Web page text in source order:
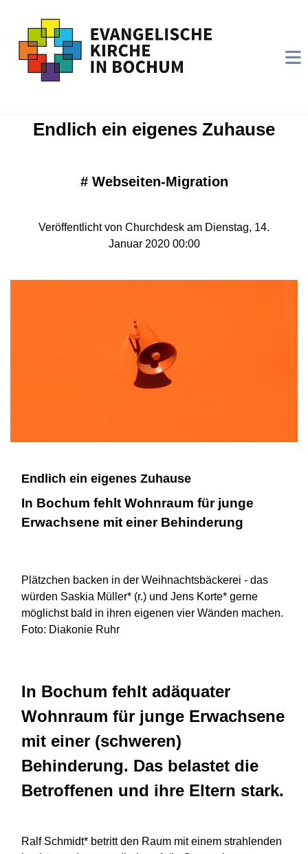
Endlich ein eigenes Zuhause
# Webseiten-Migration
Veröffentlicht von Churchdesk am Dienstag, 14.
Januar 2020 00:00
Endlich ein eigenes Zuhause
In Bochum fehlt Wohnraum für junge
Erwachsene mit einer Behinderung
Plätzchen backen in der Weihnachtsbäckerei - das
würden Saskia Müller* (r.) und Jens Korte* gerne
möglichst bald in ihren eigenen vier Wänden machen.
Foto: Diakonie Ruhr
In Bochum fehlt adäquater
Wohnraum für junge Erwachsene
mit einer (schweren)
Behinderung. Das belastet die
Betroffenen und ihre Eltern stark.
Ralf Schmidt* betritt den Raum mit einem strahlenden